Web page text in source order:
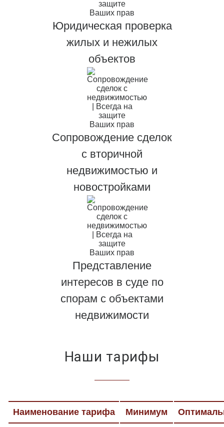
Юридическая проверка
жилых и нежилых
объектов
Сопровождение сделок
с вторичной
недвижимостью и
новостройками
Представление
интересов в суде по
спорам с объектами
недвижимости
Наши тарифы
Наименование тарифа Минимум